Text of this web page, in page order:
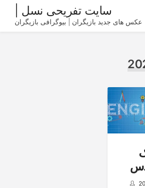
سایت تفریحی نسل |
عکس های جدید بازیگران | بیوگرافی بازیگران